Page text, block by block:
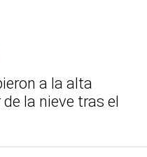
a la alta
la nieve tras el